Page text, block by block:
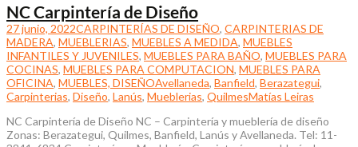
NC Carpintería de Diseño
27 junio, 2022CARPINTERÍAS DE DISEÑO, CARPINTERIAS DE
MADERA, MUEBLERIAS, MUEBLES A MEDIDA, MUEBLES
INFANTILES Y JUVENILES, MUEBLES PARA BAÑO, MUEBLES PARA
COCINAS, MUEBLES PARA COMPUTACION, MUEBLES PARA
OFICINA, MUEBLES, DISEÑOAvellaneda, Banfield, Berazategui,
Carpinterias, Diseño, Lanús, Mueblerias, QuilmesMatías Leiras
NC Carpintería de Diseño NC – Carpintería y mueblería de diseño
Zonas: Berazategui, Quilmes, Banfield, Lanús y Avellaneda. Tel: 11-